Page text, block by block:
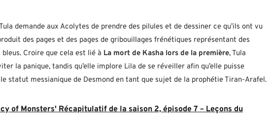
demande aux Acolytes de prendre des pilules et de dessiner ce qu’ils ont vu
des pages et des pages de gribouillages frénétiques représentant des
Croire que cela est lié à La mort de Kasha lors de la première, Tula
la panique, tandis qu’elle implore Lila de se réveiller afin qu’elle puisse
statut messianique de Desmond en tant que sujet de la prophétie Tiran-Arafel.
of Monsters' Récapitulatif de la saison 2, épisode 7 – Leçons du